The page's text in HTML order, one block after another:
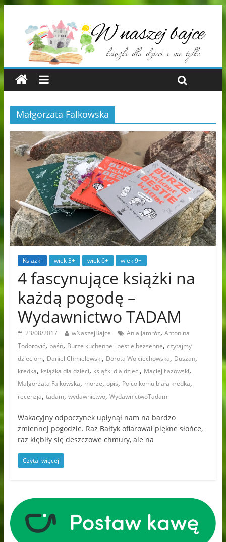
Małgorzata Falkowska
Książki wiek 3+ wiek 6+ wiek 9+
4 fascynujące książki na
każdą pogodę –
Wydawnictwo TADAM
23/08/2017 wNaszejBajce Ania Jamróz, Antonina
Todorović, baśń, Burze kuchenne i bestie bezsenne, czytajmy
dzieciom, Daniel Chmielewski, Dorota Wojciechowska, Duszan,
kredka, książka dla dzieci, książki dla dzieci, Maciej Łazowski,
Małgorzata Falkowska, morze, opis, Po co komu biała kredka,
recenzja, tadam, wydawnictwo, WydawnictwoTadam
Wakacyjny odpoczynek upłynął nam na bardzo
zmiennej pogodzie. Raz Bałtyk ofiarował piękne słońce,
raz kłębiły się deszczowe chmury, ale na
Czytaj więcej